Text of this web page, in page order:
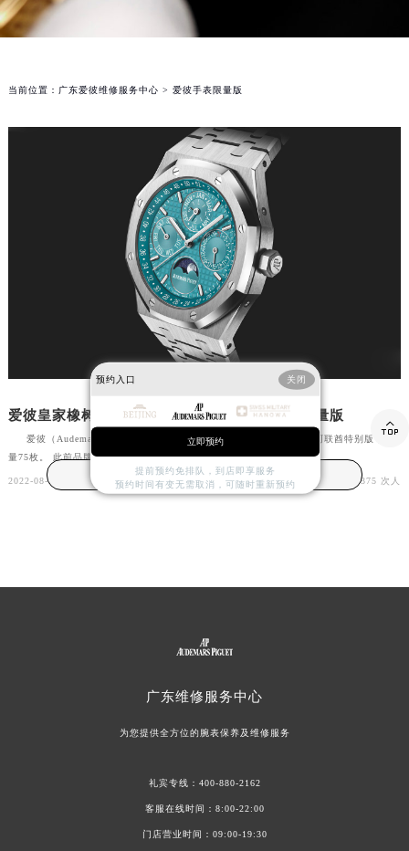
爱彼手表限量版
广东爱彼客服： 400-880-2162
当前位置： 广东爱彼维修服务中心 > 爱彼手表限量版
爱彼皇家橡树万年历绿松石蓝腕表阿联酋特别限量版
爱彼（Audemars Piguet）推出全新皇家橡树万年历绿松石蓝腕表阿联酋特别版，限
量75枚。 此前品牌曾发布多款国家/地...详细
2022-08-25 标签： 爱彼手表,爱彼手表限量版 375 次人
广东维修服务中心
为您提供全方位的腕表保养及维修服务
礼宾专线： 400-880-2162
客服在线时间：8:00-22:00
门店营业时间：09:00-19:30

预约入口 关闭
立即预约
提前预约免排队，到店即享服务
预约时间有变无需取消，可随时重新预约